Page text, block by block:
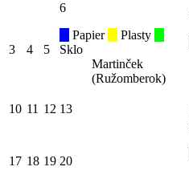
3 4 5
6
Papier
Plasty
Sklo
Martinček
(Ružomberok)
10 11 12 13
17 18 19 20